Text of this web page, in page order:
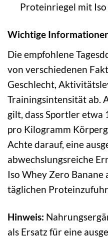
Proteinriegel mit
Wichtige
Die empfohlene
von verschiedenen
Geschlecht,
Trainingsintensität ab.
gilt, dass Sportler etwa
pro Kilogramm
Achte darauf, eine
abwechslungsreiche
Iso Whey Zero Banane
täglichen
Hinweis:
als Ersatz für eine